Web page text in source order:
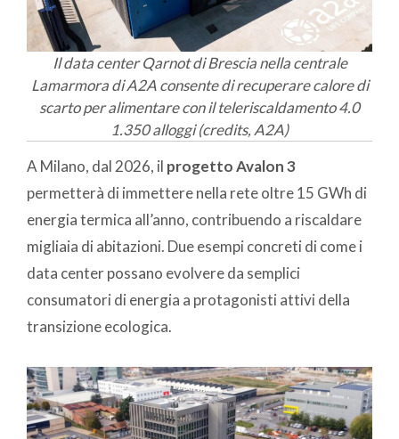
Il data center Qarnot di Brescia nella centrale
Lamarmora di A2A consente di recuperare calore di
scarto per alimentare con il teleriscaldamento 4.0
1.350 alloggi (credits, A2A)
A Milano, dal 2026, il progetto Avalon 3
permetterà di immettere nella rete oltre 15 GWh di
energia termica all’anno, contribuendo a riscaldare
migliaia di abitazioni. Due esempi concreti di come i
data center possano evolvere da semplici
consumatori di energia a protagonisti attivi della
transizione ecologica.